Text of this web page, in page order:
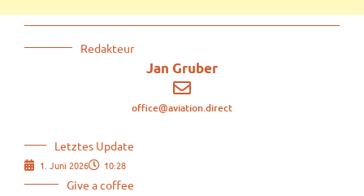
Redakteur
Jan Gruber
office@aviation.direct
Letztes Update
1. Juni 2026 10:28
Give a coffee